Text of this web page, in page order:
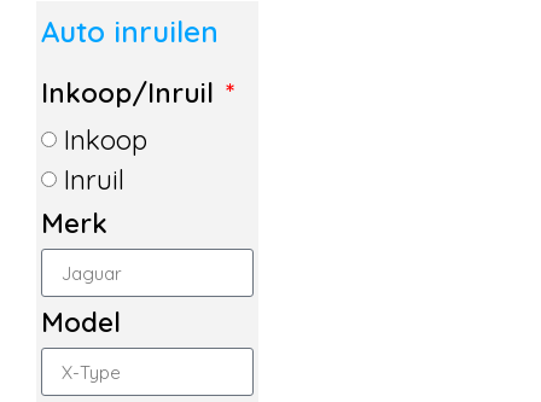
Auto inruilen
Inkoop/Inruil
Inkoop
Inruil
Merk
Model